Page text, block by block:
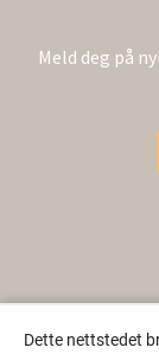
Meld deg på
Dette nettstedet